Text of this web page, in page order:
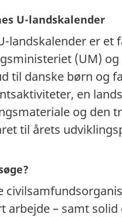
U-landskalender
landskalender er
(UM)
til danske børn og
en
og den
til årets
arbejde – samt